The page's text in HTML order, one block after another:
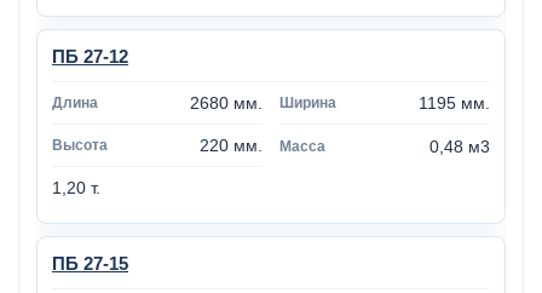
ПБ 27-12
2680 мм. 1195 мм.
220 мм. 0,48 м3
1,20 т.
ПБ 27-15